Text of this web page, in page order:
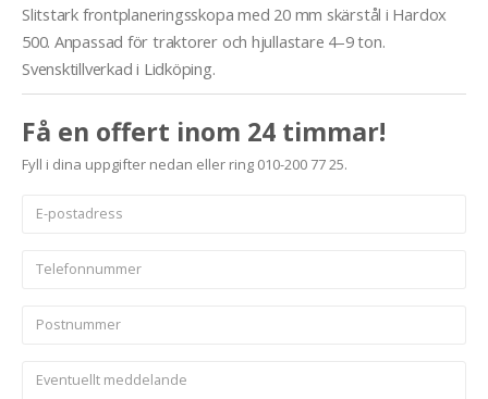
Slitstark frontplaneringsskopa med 20 mm skärstål i Hardox
500. Anpassad för traktorer och hjullastare 4–9 ton.
Svensktillverkad i Lidköping.
Få en offert inom 24 timmar!
Fyll i dina uppgifter nedan eller ring 010-200 77 25.